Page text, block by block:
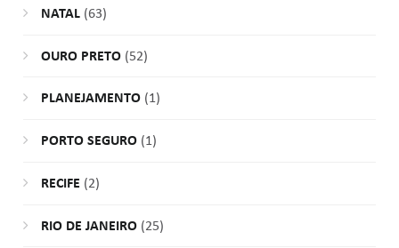
NATAL(63)
OURO PRETO(52)
PLANEJAMENTO(1)
PORTO SEGURO(1)
RECIFE (2)
RIO DE JANEIRO(25)